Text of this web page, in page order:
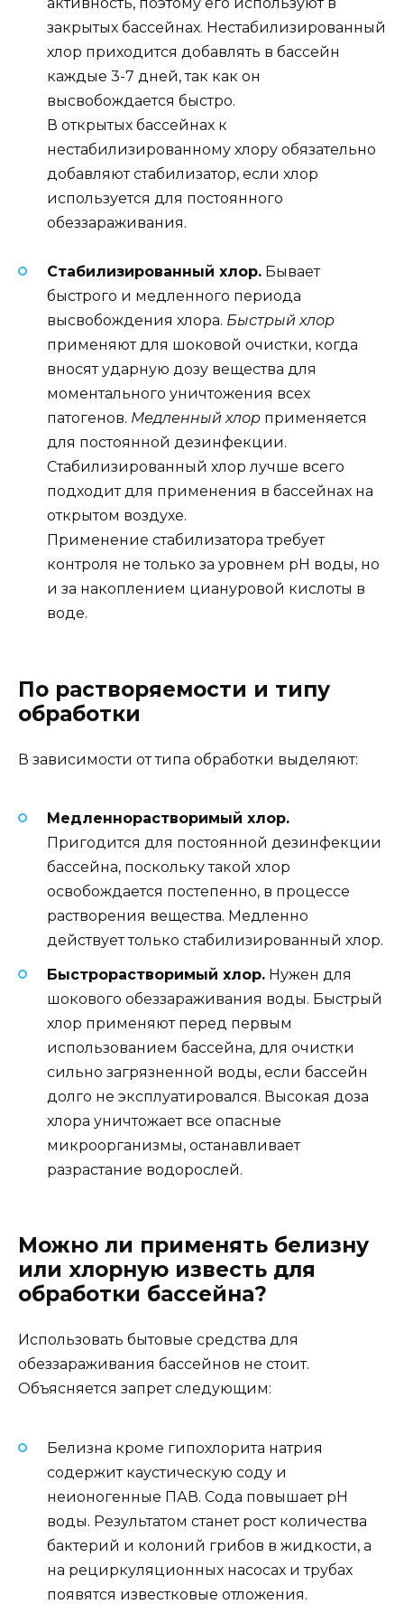
закрытых бассейнах. Нестабилизированный
хлор приходится добавлять в бассейн
каждые 3-7 дней, так как он
высвобождается быстро.
В открытых бассейнах к
нестабилизированному хлору обязательно
добавляют стабилизатор, если хлор
используется для постоянного
обеззараживания.
Стабилизированный хлор. Бывает
быстрого и медленного периода
высвобождения хлора. Быстрый хлор
применяют для шоковой очистки, когда
вносят ударную дозу вещества для
моментального уничтожения всех
патогенов. Медленный хлор применяется
для постоянной дезинфекции.
Стабилизированный хлор лучше всего
подходит для применения в бассейнах на
открытом воздухе.
Применение стабилизатора требует
контроля не только за уровнем рН воды, но
и за накоплением циануровой кислоты в
воде.
По растворяемости и типу
обработки
В зависимости от типа обработки выделяют:
Медленнорастворимый хлор.
Пригодится для постоянной дезинфекции
бассейна, поскольку такой хлор
освобождается постепенно, в процессе
растворения вещества. Медленно
действует только стабилизированный хлор.
Быстрорастворимый хлор. Нужен для
шокового обеззараживания воды. Быстрый
хлор применяют перед первым
использованием бассейна, для очистки
сильно загрязненной воды, если бассейн
долго не эксплуатировался. Высокая доза
хлора уничтожает все опасные
микроорганизмы, останавливает
разрастание водорослей.
Можно ли применять белизну
или хлорную известь для
обработки бассейна?
Использовать бытовые средства для
обеззараживания бассейнов не стоит.
Объясняется запрет следующим:
Белизна кроме гипохлорита натрия
содержит каустическую соду и
неионогенные ПАВ. Сода повышает рН
воды. Результатом станет рост количества
бактерий и колоний грибов в жидкости, а
на рециркуляционных насосах и трубах
появятся известковые отложения.